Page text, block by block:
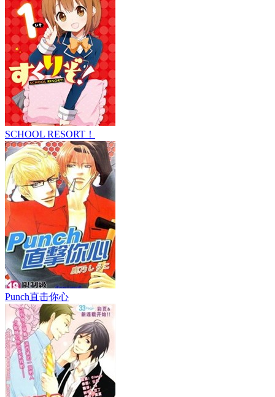
SCHOOL RESORT！
Punch直击你心